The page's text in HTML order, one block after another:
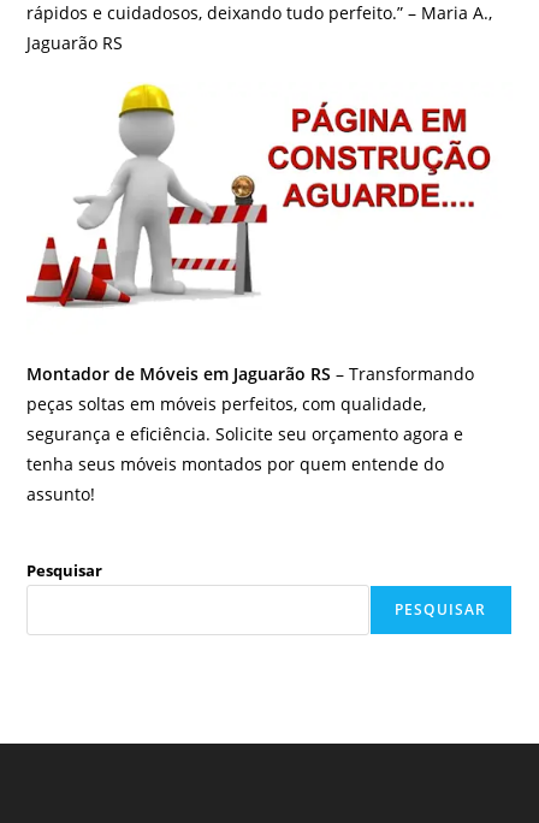
rápidos e cuidadosos, deixando tudo perfeito.” – Maria A.,
Jaguarão RS
Montador de Móveis em Jaguarão RS – Transformando
peças soltas em móveis perfeitos, com qualidade,
segurança e eficiência. Solicite seu orçamento agora e
tenha seus móveis montados por quem entende do
assunto!
Pesquisar
PESQUISAR